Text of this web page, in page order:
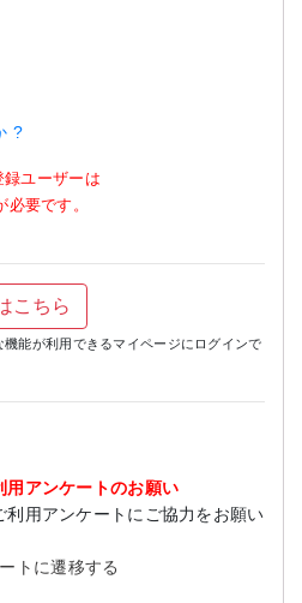
?
ユーザーは
要です。
こちら
能が利用できるマイページにログインで
用アンケートのお願い
利用アンケートにご協力をお願い
トに遷移する